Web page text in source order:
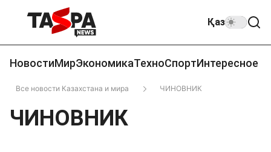
Қаз
НовостиМирЭкономикаТехноСпортИнтересное
Все новости Казахстана и мира ЧИНОВНИК
ЧИНОВНИК